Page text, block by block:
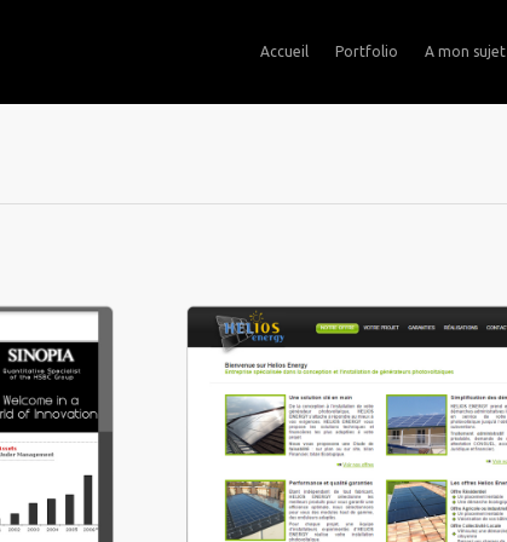
Accueil Portfolio A mon sujet